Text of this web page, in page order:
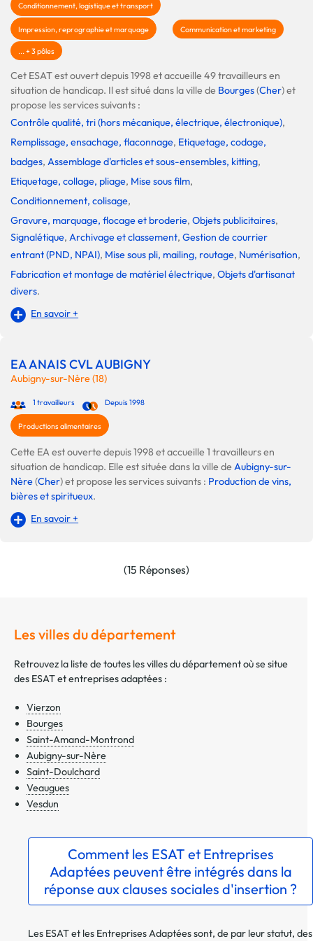
Conditionnement, logistique et transport
Impression, reprographie et marquage Communication et marketing
... + 3 pôles
Cet ESAT est ouvert depuis 1998 et accueille 49 travailleurs en
situation de handicap. Il est situé dans la ville de Bourges(Cher) et
propose les services suivants :
Contrôle qualité, tri (hors mécanique, électrique, électronique),
Remplissage, ensachage, flaconnage, Etiquetage, codage,
badges, Assemblage d'articles et sous-ensembles, kitting,
Etiquetage, collage, pliage, Mise sous film,
Conditionnement, colisage,
Gravure, marquage, flocage et broderie, Objets publicitaires,
Signalétique, Archivage et classement, Gestion de courrier
entrant (PND, NPAI), Mise sous pli, mailing, routage, Numérisation,
Fabrication et montage de matériel électrique, Objets d'artisanat
divers.
En savoir +
EA ANAIS CVL AUBIGNY
Aubigny-sur-Nère (18)
1 travailleurs Depuis 1998
Productions alimentaires
Cette EA est ouverte depuis 1998 et accueille 1 travailleurs en
situation de handicap. Elle est située dans la ville deAubigny-sur-
Nère(Cher) et propose les services suivants : Production de vins,
bières et spiritueux.
En savoir +
(15 Réponses)
Les villes du département
Retrouvez la liste de toutes les villes du département où se situe
des ESAT et entreprises adaptées :
Vierzon
Bourges
Saint-Amand-Montrond
Aubigny-sur-Nère
Saint-Doulchard
Veaugues
Vesdun
Comment les ESAT et Entreprises
Adaptées peuvent être intégrés dans la
réponse aux clauses sociales d'insertion ?
Les ESAT et les Entreprises Adaptées sont, de par leur statut, des